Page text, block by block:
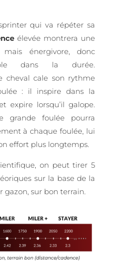
qui va répéter sa
élevée montrera une
mais énergivore, donc
dans la durée.
cheval cale son rythme
: il inspire dans la
expire lorsqu’il galope.
grande foulée pourra
à chaque foulée, lui
effort plus longtemps.
on peut tirer 5
sur la base de la
sur bon terrain.